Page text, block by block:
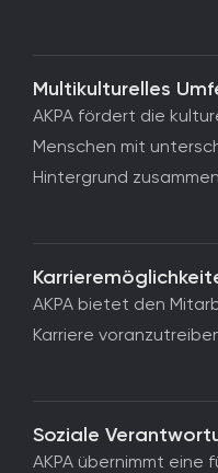
Multikulturelles
AKPA fördert die
Menschen mit
Hintergrund
AKPA bietet den
Karriere
Soziale
AKPA übernimmt eine